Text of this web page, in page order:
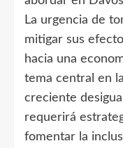
La urgencia de
mitigar sus
hacia una
tema central en
creciente
requerirá
fomentar la